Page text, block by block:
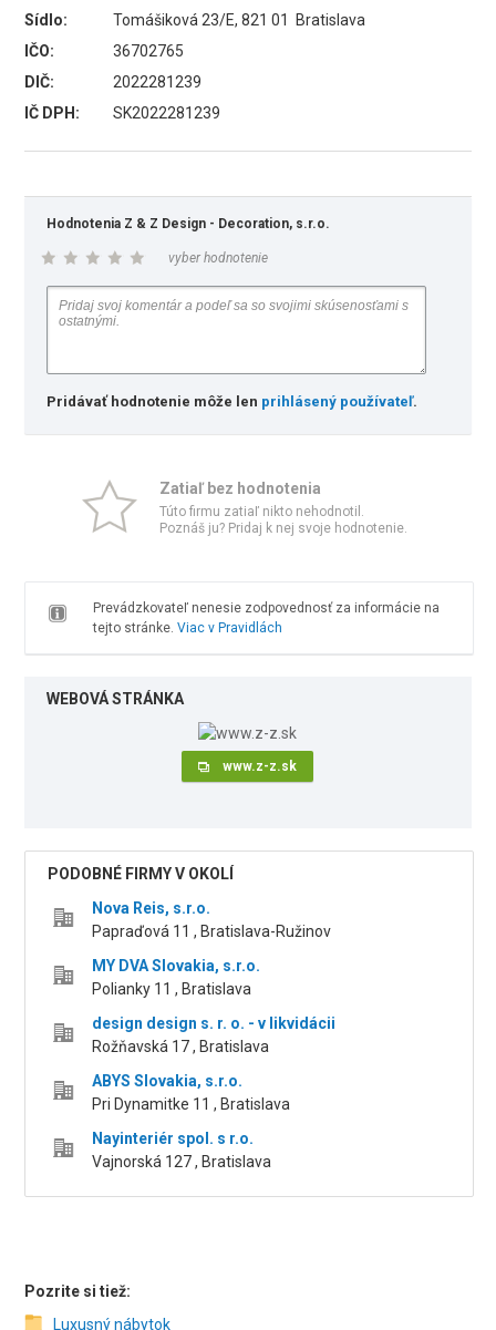
Sídlo:
Tomášiková 23/E, 821 01 Bratislava
IČO:
36702765
DIČ:
2022281239
IČ DPH:
SK2022281239
Hodnotenia Z & Z Design - Decoration, s.r.o.
vyber hodnotenie
Pridávať hodnotenie môže len prihlásený používateľ.
Zatiaľ bez hodnotenia
Túto firmu zatiaľ nikto nehodnotil.
Poznáš ju? Pridaj k nej svoje hodnotenie.
Prevádzkovateľ nenesie zodpovednosť za informácie na
tejto stránke. Viac v Pravidlách
WEBOVÁ STRÁNKA
www.z-z.sk
PODOBNÉ FIRMY V OKOLÍ
Nova Reis, s.r.o.
Papraďová 11 , Bratislava-Ružinov
MY DVA Slovakia, s.r.o.
Polianky 11 , Bratislava
design design s. r. o. - v likvidácii
Rožňavská 17 , Bratislava
ABYS Slovakia, s.r.o.
Pri Dynamitke 11 , Bratislava
Nayinteriér spol. s r.o.
Vajnorská 127 , Bratislava
Pozrite si tiež:
Luxusný nábytok